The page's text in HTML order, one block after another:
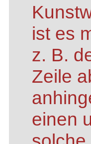
ist es
z. B.
Zeile
einen